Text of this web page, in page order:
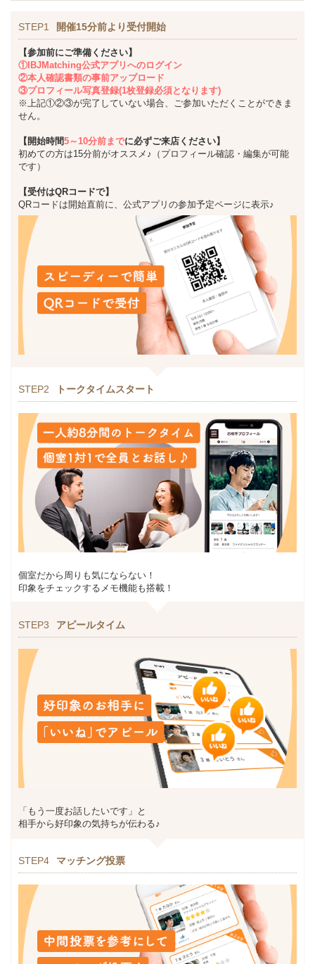
STEP1 開催15分前より受付開始
【参加前にご準備ください】
①IBJMatching公式アプリへのログイン
②本人確認書類の事前アップロード
③プロフィール写真登録(1枚登録必須となります)
※上記①②③が完了していない場合、ご参加いただくことができま
せん。
【開始時間5～10分前までに必ずご来店ください】
初めての方は15分前がオススメ♪（プロフィール確認・編集が可能
です）
【受付はQRコードで】
QRコードは開始直前に、公式アプリの参加予定ページに表示♪
STEP2 トークタイムスタート
個室だから周りも気にならない！
印象をチェックするメモ機能も搭載！
STEP3 アピールタイム
「もう一度お話したいです」と
相手から好印象の気持ちが伝わる♪
STEP4 マッチング投票